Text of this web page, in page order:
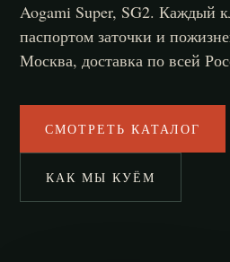
Aogami Super, SG2. Каждый
паспортом заточки и
Москва, доставка по всей
СМОТРЕТЬ КАТАЛОГ
КАК МЫ КУЁМ